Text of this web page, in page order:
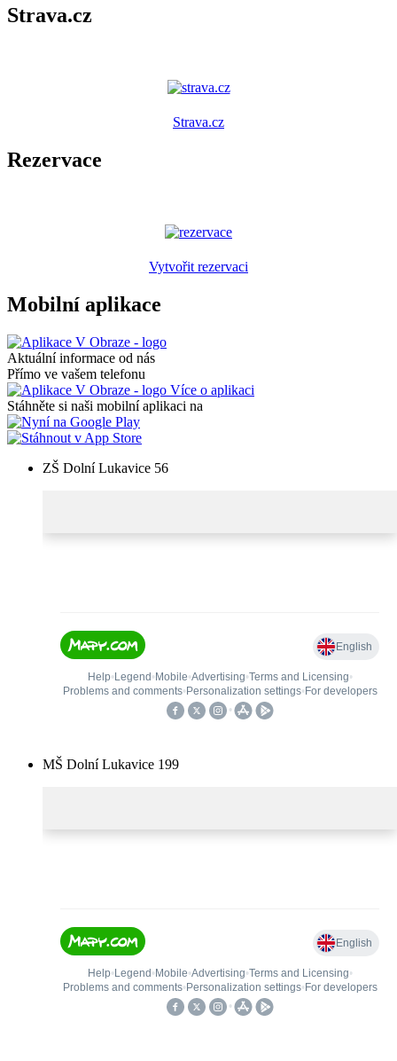
Strava.cz
Strava.cz
Rezervace
Vytvořit rezervaci
Mobilní aplikace
Aktuální informace od nás
Přímo ve vašem telefonu
Více o aplikaci
Stáhněte si naši mobilní aplikaci na
ZŠ Dolní Lukavice 56
MŠ Dolní Lukavice 199